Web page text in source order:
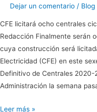
Dejar un comentario / Blog
CFE licitará ocho centrales
Redacción Finalmente serán
cuya construcción será
Electricidad (CFE) en este
Definitivo de Centrales
Administración la semana
CFE
Leer más »